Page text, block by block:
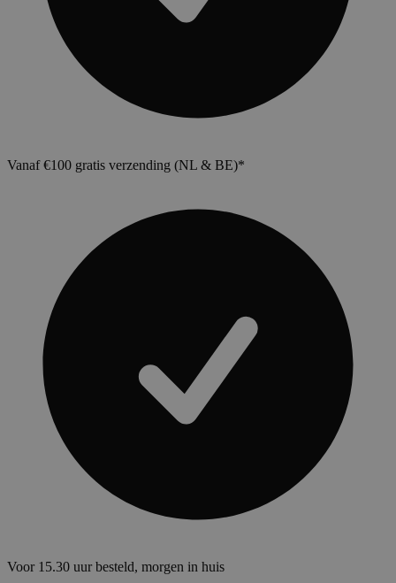
Vanaf €100 gratis verzending (NL & BE)*
Voor 15.30 uur besteld, morgen in huis